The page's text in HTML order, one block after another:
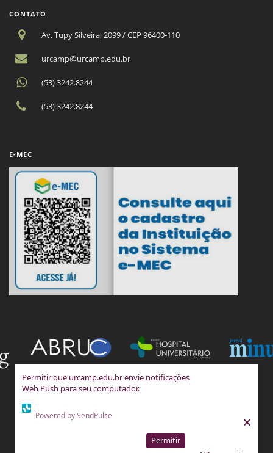
Permitir que urcamp.edu.br envie notificações
Web Push para seu computador.
Powered by SendPulse
Permitir
×
CONTATO
Av. Tupy Silveira, 2099 / CEP 96400-110
urcamp@urcamp.edu.br
(53) 3242.8244
(53) 3242.8244
E-MEC